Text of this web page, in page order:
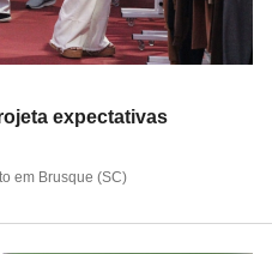
expectativas
em Brusque (SC)